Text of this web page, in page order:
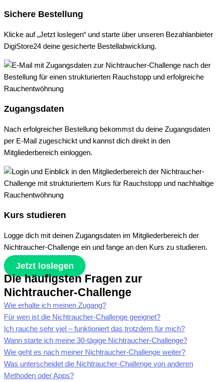
Sichere Bestellung
Klicke auf „Jetzt loslegen“ und starte über unseren Bezahlanbieter
DigiStore24 deine gesicherte Bestellabwicklung.
Zugangsdaten
Nach erfolgreicher Bestellung bekommst du deine Zugangsdaten
per E-Mail zugeschickt und kannst dich direkt in den
Mitgliederbereich einloggen.
Kurs studieren
Logge dich mit deinen Zugangsdaten im Mitgliederbereich der
Nichtraucher-Challenge ein und fange an den Kurs zu studieren.
Jetzt loslegen
Die häufigsten Fragen zur
Nichtraucher-Challenge
Wie erhalte ich meinen Zugang?
Für wen ist die Nichtraucher-Challenge geeignet?
Ich rauche sehr viel – funktioniert das trotzdem für mich?
Wann starte ich meine 30-tägige Nichtraucher-Challenge?
Wie geht es nach meiner Nichtraucher-Challenge weiter?
Was unterscheidet die Nichtraucher-Challenge von anderen
Methoden oder Apps?